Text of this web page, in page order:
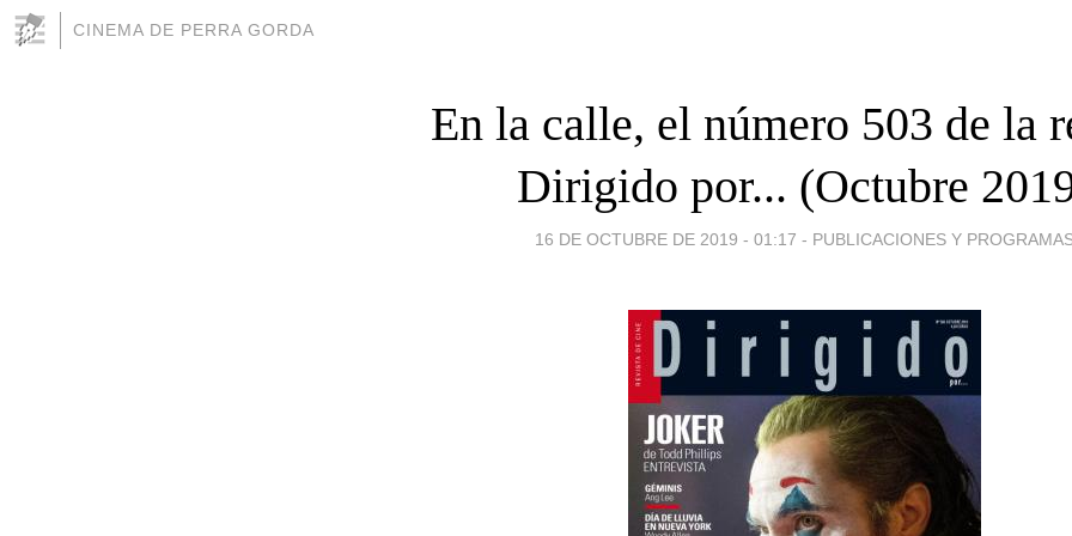
CINEMA DE PERRA GORDA
En la calle, el número 503 de la
Dirigido por... (Octubre
16 DE OCTUBRE DE 2019 - 01:17 - PUBLICACIONES Y